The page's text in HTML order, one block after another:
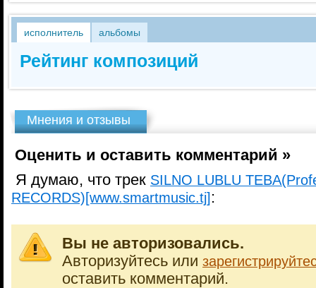
исполнитель альбомы
Рейтинг композиций
Мнения и отзывы
Оценить и оставить комментарий »
Я думаю, что трек SILNO LUBLU
RECORDS)[www.smartmusic.tj] :
Вы не авторизовались.
Авторизуйтесь или
оставить комментарий.